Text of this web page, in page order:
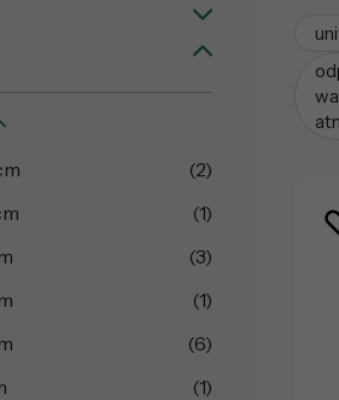
(2)
(1)
(3)
(1)
(6)
(1)